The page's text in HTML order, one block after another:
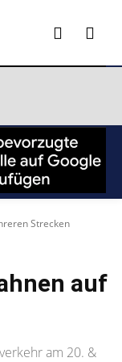
Strecken
auf
am 20. &